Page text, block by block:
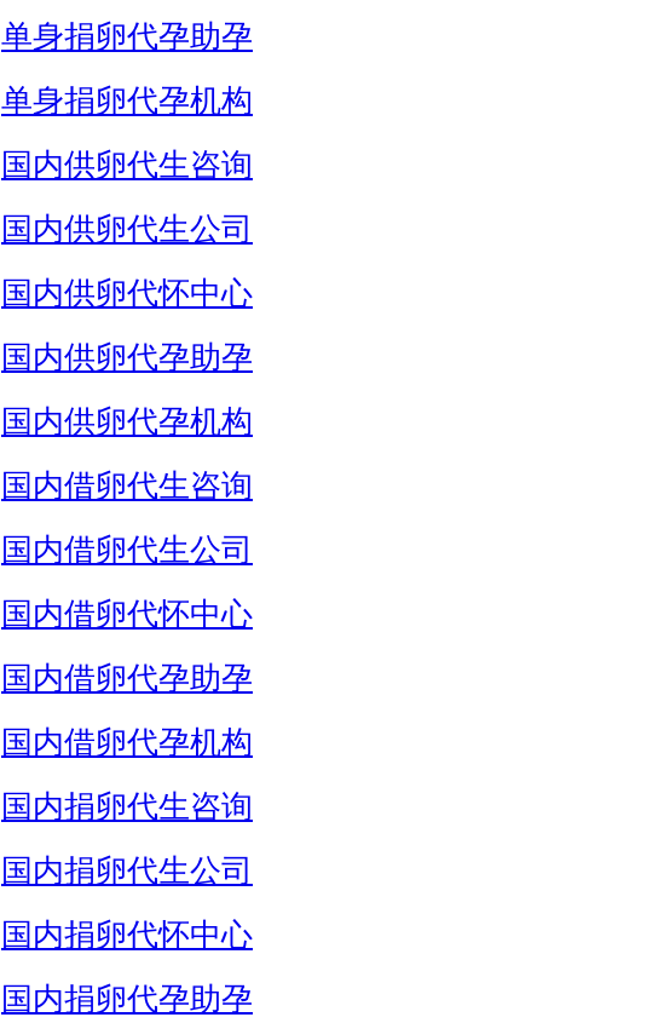
单身捐卵代孕助孕
单身捐卵代孕机构
国内供卵代生咨询
国内供卵代生公司
国内供卵代怀中心
国内供卵代孕助孕
国内供卵代孕机构
国内借卵代生咨询
国内借卵代生公司
国内借卵代怀中心
国内借卵代孕助孕
国内借卵代孕机构
国内捐卵代生咨询
国内捐卵代生公司
国内捐卵代怀中心
国内捐卵代孕助孕